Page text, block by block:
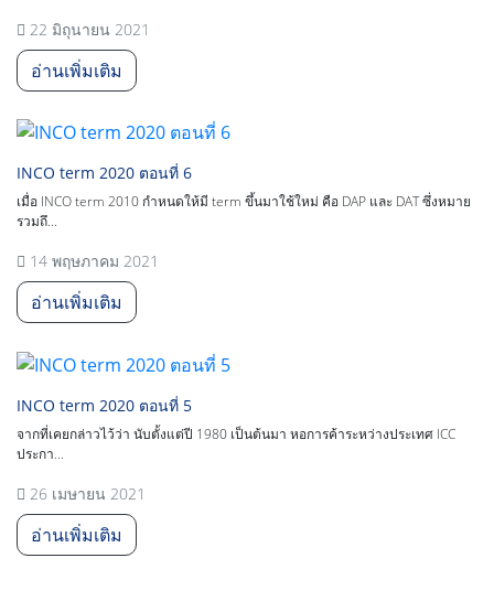
22 มิถุนายน 2021
อ่านเพิ่มเติม
INCO term 2020 ตอนที่ 6
เมื่อ INCO term 2010 กำหนดให้มี term ขึ้นมาใช้ใหม่ คือ DAP และ DAT ซึ่งหมาย
รวมถึ...
14 พฤษภาคม 2021
อ่านเพิ่มเติม
INCO term 2020 ตอนที่ 5
จากที่เคยกล่าวไว้ว่า นับตั้งแต่ปี 1980 เป็นต้นมา หอการค้าระหว่างประเทศ ICC
ประกา...
26 เมษายน 2021
อ่านเพิ่มเติม